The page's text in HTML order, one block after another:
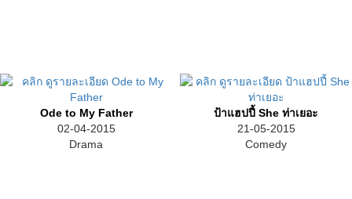
Ode to My Father
02-04-2015
Drama
ป้าแฮปปี้ She ท่าเยอะ
21-05-2015
Comedy